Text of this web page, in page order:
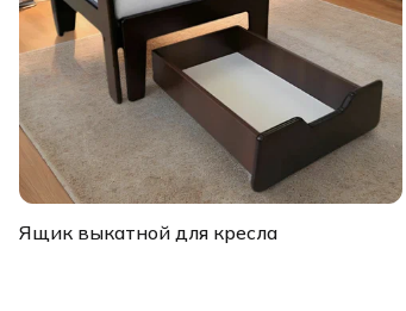
Ящик выкатной для кресла